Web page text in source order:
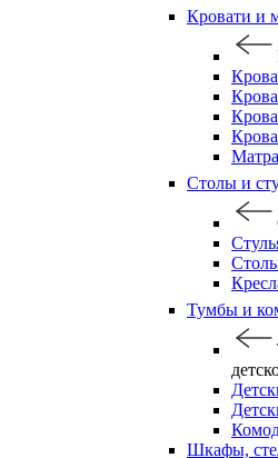
Кровати и
Столы и
Тумбы и
Шкафы,